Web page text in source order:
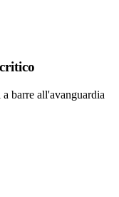
barre all'avanguardia